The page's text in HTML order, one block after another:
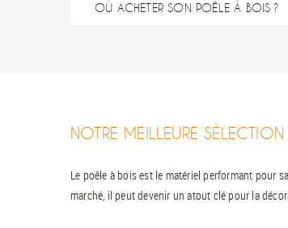
OÙ ACHETER SON POÊLE À BOIS ?
NOTRE MEILLEURE
Le poêle à bois est le matériel performant pour
marché, il peut devenir un atout clé pour la